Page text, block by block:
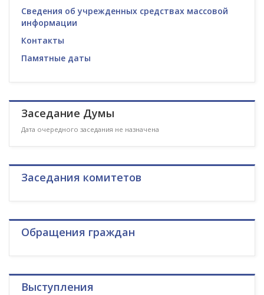
Сведения об учрежденных средствах массовой
информации
Контакты
Памятные даты
Заседание Думы
Дата очередного заседания не назначена
Заседания комитетов
Обращения граждан
Выступления